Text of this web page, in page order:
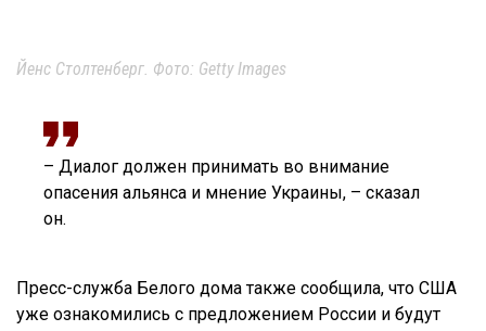
Йенс Столтенберг. Фото: Getty Images
– Диалог должен принимать во внимание
опасения альянса и мнение Украины, – сказал
он.
Пресс-служба Белого дома также сообщила, что США
уже ознакомились с предложением России и будут